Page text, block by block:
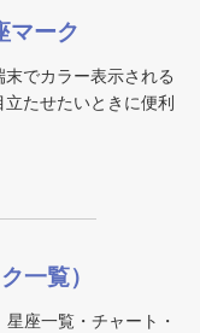
マーク
でカラー表示される
たせたいときに便利
一覧）
座一覧・チャート・